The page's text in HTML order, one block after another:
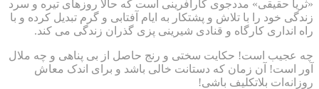
«ثریا حقیقی» مددجوی کارآفرینی است که حالا روزهای تیره و سرد
زندگی خود را با تلاش و پشتکار به ایام آفتابی و گرم تبدیل کرده و با
راه انداری کارگاه و قنادی شیرینی پزی گذران زندگی می کند.
چه عجیب است! حکایت سختی و رنج حاصل از بی پناهی و چه ملال
آور است! آن زمان که دستانت خالی باشد و برای اندک معاش
روزانه‌ات بلاتکلیف باشی!